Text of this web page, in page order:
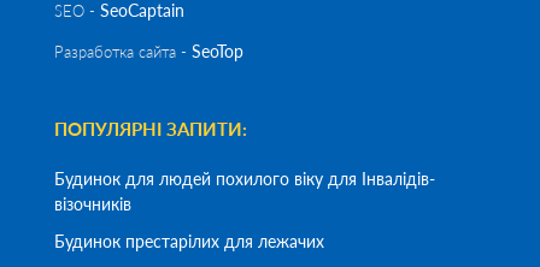
SEO - SeoСaptain
Разработка сайта - SeoTop
ПОПУЛЯРНІ ЗАПИТИ:
Будинок для людей похилого віку для Інвалідів-
візочників
Будинок престарілих для лежачих